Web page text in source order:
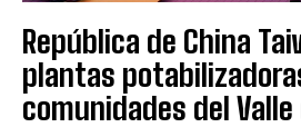
República de China
plantas
comunidades del Valle